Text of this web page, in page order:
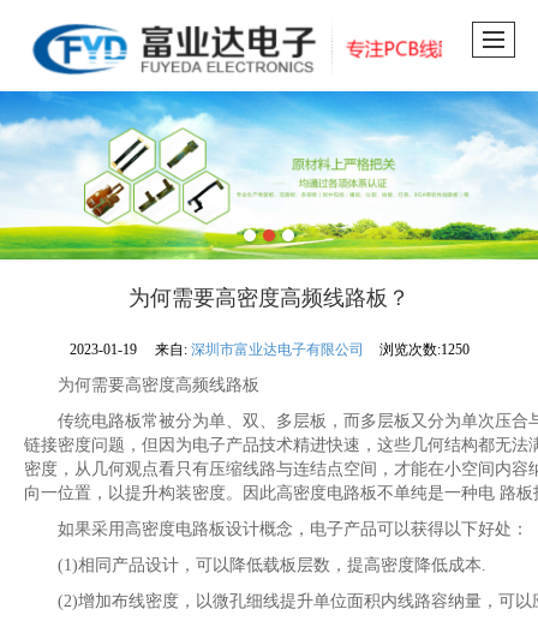
为何需要高密度高频线路板？
2023-01-19 来自: 深圳市富业达电子有限公司 浏览次数:1250
为何需要高密度高频线路板
传统电路板常被分为单、双、多层板，而多层板又分为单次压合
链接密度问题，但因为电子产品技术精进快速，这些几何结构都无
密度，从几何观点看只有压缩线路与连结点空间，才能在小空间内
向一位置，以提升构装密度。因此高密度电路板不单纯是一种电 路
如果采用高密度电路板设计概念，电子产品可以获得以下好处：
(1)相同产品设计，可以降低载板层数，提高密度降低成本.
(2)增加布线密度，以微孔细线提升单位面积内线路容纳量，可以